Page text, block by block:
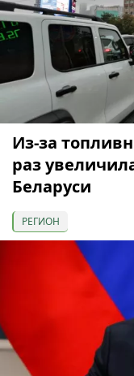
Из-за
раз
Беларуси
РЕГИОН